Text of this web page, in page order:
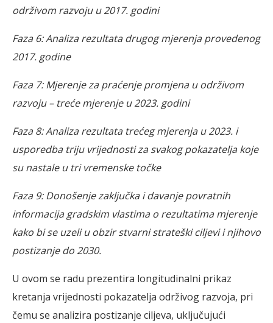
održivom razvoju u 2017. godini
Faza 6: Analiza rezultata drugog mjerenja provedenog
2017. godine
Faza 7: Mjerenje za praćenje promjena u održivom
razvoju – treće mjerenje u 2023. godini
Faza 8: Analiza rezultata trećeg mjerenja u 2023. i
usporedba triju vrijednosti za svakog pokazatelja koje
su nastale u tri vremenske točke
Faza 9: Donošenje zaključka i davanje povratnih
informacija gradskim vlastima o rezultatima mjerenje
kako bi se uzeli u obzir stvarni strateški ciljevi i njihovo
postizanje do 2030.
U ovom se radu prezentira longitudinalni prikaz
kretanja vrijednosti pokazatelja održivog razvoja, pri
čemu se analizira postizanje ciljeva, uključujući